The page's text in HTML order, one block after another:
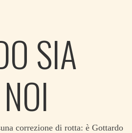
SIA
correzione di rotta: è Gottardo